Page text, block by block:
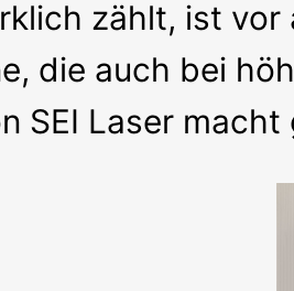
zählt, ist
die auch bei
SEI Laser